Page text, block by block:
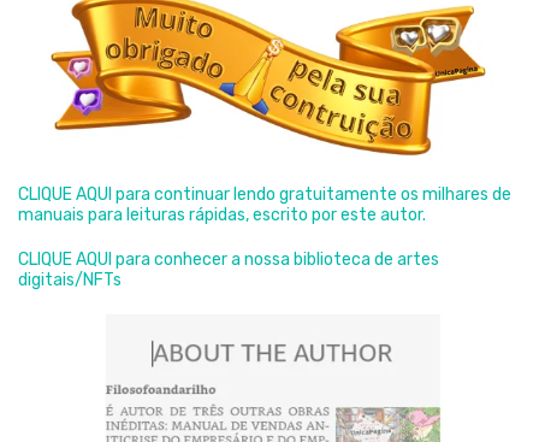
CLIQUE AQUI para continuar lendo gratuitamente os milhares de
manuais para leituras rápidas, escrito por este autor.
CLIQUE AQUI para conhecer a nossa biblioteca de artes
digitais/NFTs